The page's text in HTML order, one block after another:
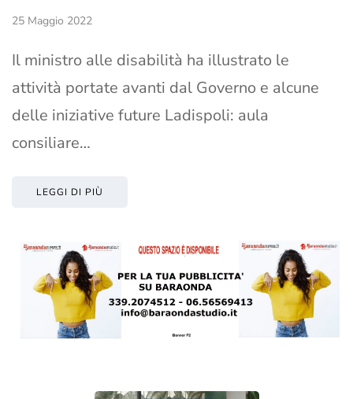
25 Maggio 2022
Il ministro alle disabilità ha illustrato le
attività portate avanti dal Governo e alcune
delle iniziative future Ladispoli: aula
consiliare…
LEGGI DI PIÙ